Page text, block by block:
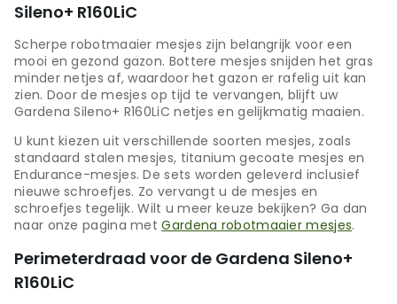
Sileno+ R160LiC
Scherpe robotmaaier mesjes zijn belangrijk voor een
mooi en gezond gazon. Bottere mesjes snijden het gras
minder netjes af, waardoor het gazon er rafelig uit kan
zien. Door de mesjes op tijd te vervangen, blijft uw
Gardena Sileno+ R160LiC netjes en gelijkmatig maaien.
U kunt kiezen uit verschillende soorten mesjes, zoals
standaard stalen mesjes, titanium gecoate mesjes en
Endurance-mesjes. De sets worden geleverd inclusief
nieuwe schroefjes. Zo vervangt u de mesjes en
schroefjes tegelijk. Wilt u meer keuze bekijken? Ga dan
naar onze pagina metGardena robotmaaier mesjes.
Perimeterdraad voor de Gardena Sileno+
R160LiC